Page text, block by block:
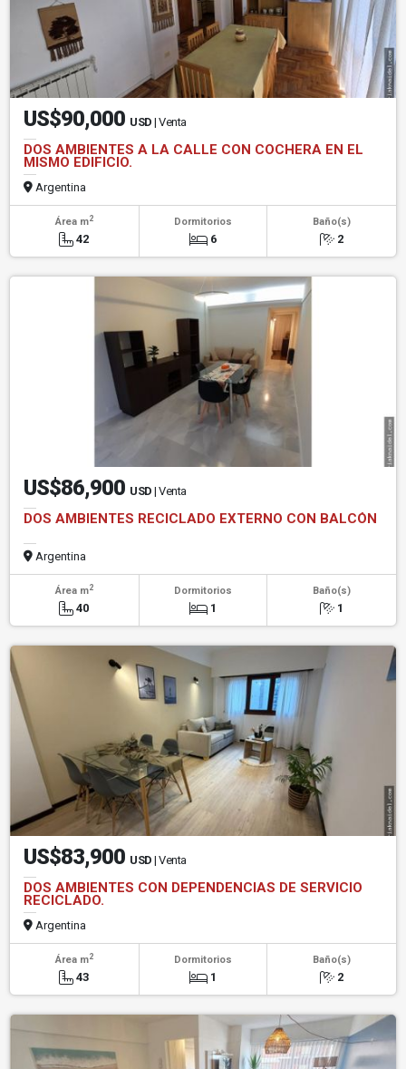
US$90,000 USD | Venta
DOS AMBIENTES A LA CALLE CON COCHERA EN EL
MISMO EDIFICIO.
Argentina
Área m2
42
Dormitorios
6
Baño(s)
2
US$86,900 USD | Venta
DOS AMBIENTES RECICLADO EXTERNO CON BALCÓN
Argentina
Área m2
40
Dormitorios
1
Baño(s)
1
US$83,900 USD | Venta
DOS AMBIENTES CON DEPENDENCIAS DE SERVICIO
RECICLADO.
Argentina
Área m2
43
Dormitorios
1
Baño(s)
2